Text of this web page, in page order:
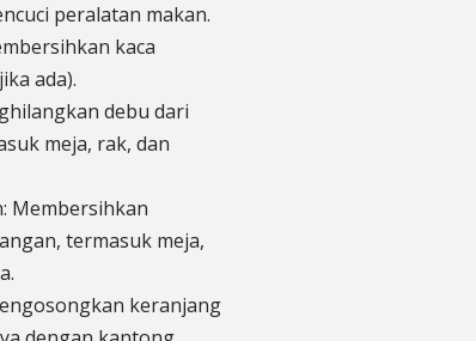
peralatan makan.
kaca
ada).
debu dari
meja, rak, dan
Membersihkan
termasuk meja,
keranjang